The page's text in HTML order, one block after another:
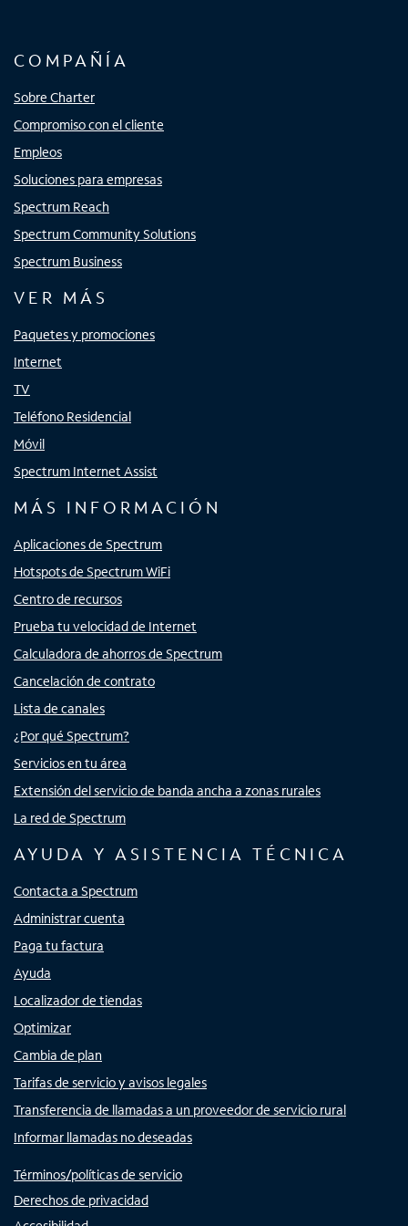
COMPAÑÍA
Sobre Charter
Compromiso con el cliente
Empleos
Soluciones para empresas
Spectrum Reach
Spectrum Community Solutions
Spectrum Business
VER MÁS
Paquetes y promociones
Internet
TV
Teléfono Residencial
Móvil
Spectrum Internet Assist
MÁS INFORMACIÓN
Aplicaciones de Spectrum
Hotspots de Spectrum WiFi
Centro de recursos
Prueba tu velocidad de Internet
Calculadora de ahorros de Spectrum
Cancelación de contrato
Lista de canales
¿Por qué Spectrum?
Servicios en tu área
Extensión del servicio de banda ancha a zonas rurales
La red de Spectrum
AYUDA Y ASISTENCIA TÉCNICA
Contacta a Spectrum
Administrar cuenta
Paga tu factura
Ayuda
Localizador de tiendas
Optimizar
Cambia de plan
Tarifas de servicio y avisos legales
Transferencia de llamadas a un proveedor de servicio rural
Informar llamadas no deseadas
Términos/políticas de servicio
Derechos de privacidad